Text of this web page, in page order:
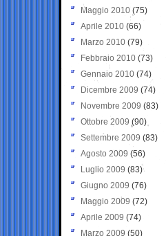
Maggio 2010 (75)
Aprile 2010 (66)
Marzo 2010 (79)
Febbraio 2010 (73)
Gennaio 2010 (74)
Dicembre 2009 (74)
Novembre 2009 (83)
Ottobre 2009 (90)
Settembre 2009 (83)
Agosto 2009 (56)
Luglio 2009 (83)
Giugno 2009 (76)
Maggio 2009 (72)
Aprile 2009 (74)
Marzo 2009 (50)